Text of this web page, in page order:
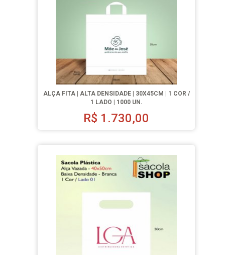
ALÇA FITA | ALTA DENSIDADE | 30X45CM | 1 COR /
1 LADO | 1000 UN.
R$ 1.730,00